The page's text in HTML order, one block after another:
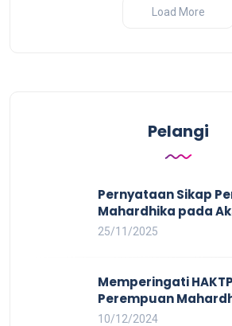
Load More
Pelangi
Pernyataan Sikap
Mahardhika pada
HAKTP 2025 Kerja
25/11/2025
Memperingati
Perempuan
Kerja Layak yang
10/12/2024